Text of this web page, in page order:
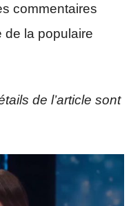
commentaires
de la populaire
de l’article sont